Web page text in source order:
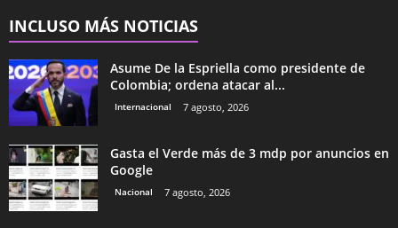
INCLUSO MÁS NOTICIAS
Asume De la Espriella como presidente de
Colombia; ordena atacar al...
Internacional 7 agosto, 2026
Gasta el Verde más de 3 mdp por anuncios en
Google
Nacional 7 agosto, 2026